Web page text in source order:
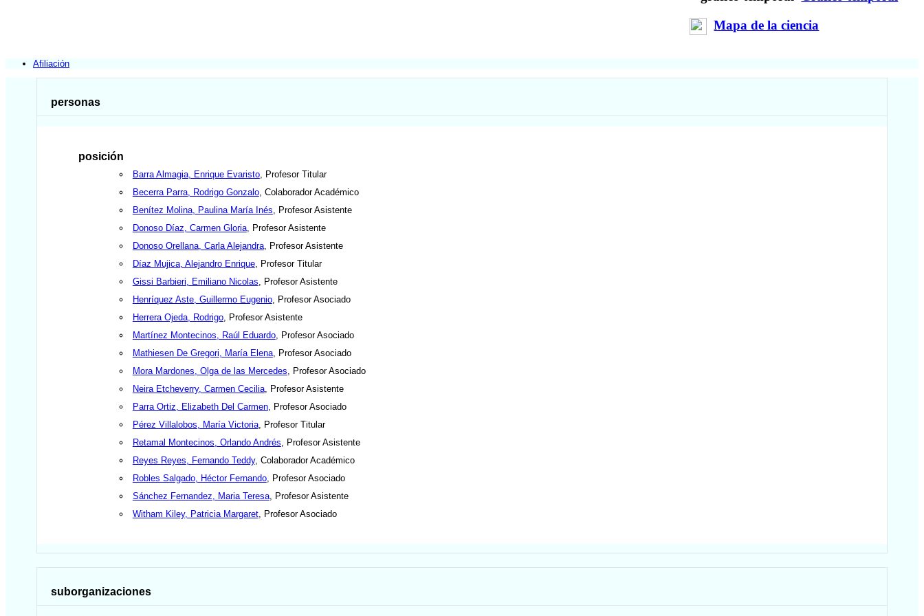
Mapa de la ciencia
Afiliación
personas
posición
Barra Almagia, Enrique Evaristo, Profesor Titular
Becerra Parra, Rodrigo Gonzalo, Colaborador Académico
Benítez Molina, Paulina María Inés , Profesor Asistente
Donoso Díaz, Carmen Gloria, Profesor Asistente
Donoso Orellana, Carla Alejandra, Profesor Asistente
Díaz Mujica, Alejandro Enrique, Profesor Titular
Gissi Barbieri, Emiliano Nicolas , Profesor Asistente
Henríquez Aste, Guillermo Eugenio, Profesor Asociado
Herrera Ojeda, Rodrigo, Profesor Asistente
Martínez Montecinos, Raúl Eduardo, Profesor Asociado
Mathiesen De Gregori, María Elena, Profesor Asociado
Mora Mardones, Olga de las Mercedes , Profesor Asociado
Neira Etcheverry, Carmen Cecilia, Profesor Asistente
Parra Ortiz, Elizabeth Del Carmen, Profesor Asociado
Pérez Villalobos, María Victoria, Profesor Titular
Retamal Montecinos, Orlando Andrés , Profesor Asistente
Reyes Reyes, Fernando Teddy, Colaborador Académico
Robles Salgado, Héctor Fernando, Profesor Asociado
Sánchez Fernandez, Maria Teresa, Profesor Asistente
Witham Kiley, Patricia Margaret, Profesor Asociado
suborganizaciones